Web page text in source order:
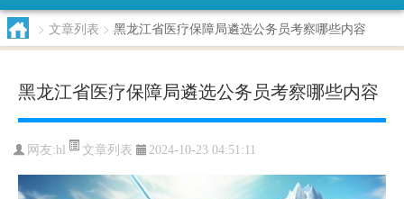
> 文章列表 > 黑龙江省医疗保障局遴选公务员考察哪些内容
黑龙江省医疗保障局遴选公务员考察哪些内容
网友:hl 文章列表 2024-10-23 04:51:11